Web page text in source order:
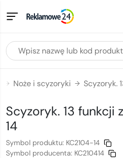
→ Noże i scyzoryki → Scyzoryk.
Scyzoryk. 13 funkcji
14
Symbol produktu: KC2104-14
Symbol producenta: KC210414